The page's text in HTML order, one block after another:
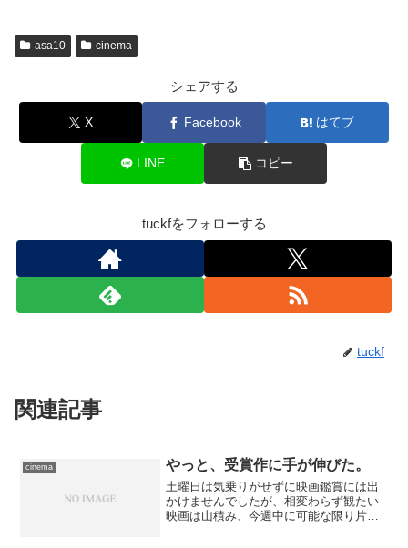
asa10 cinema
シェアする
X Facebook はてブ
LINE コピー
tuckfをフォローする
tuckf
関連記事
cinema やっと、受賞作に手が伸びた。
土曜日は気乗りがせずに映画鑑賞には出
かけませんでしたが、相変わらず観たい
映画は山積み、今週中に可能な限り片付